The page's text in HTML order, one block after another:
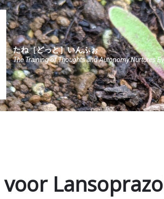
たね［どっと］いんふぉ
The Training of Thoughts and Autonomy Nurtures
voor